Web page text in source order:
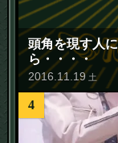
頭角を現す人
ら・・・・
2016 11 19 土
4